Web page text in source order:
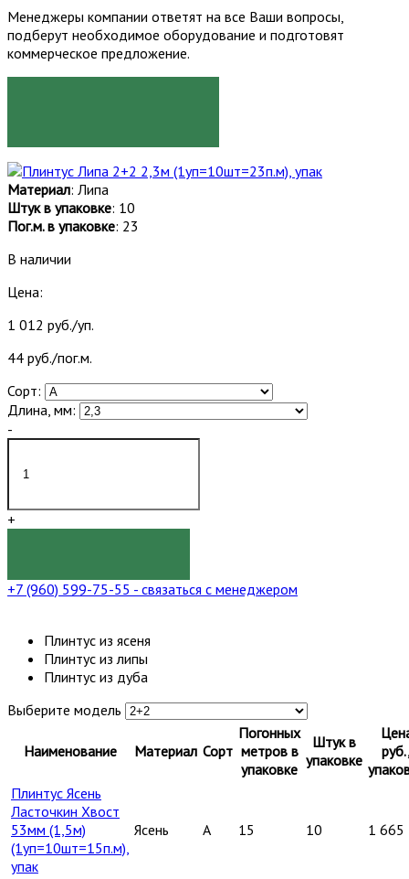
Менеджеры компании ответят на все Ваши вопросы,
подберут необходимое оборудование и подготовят
коммерческое предложение.
Материал: Липа
Штук в упаковке: 10
Пог.м. в упаковке: 23
В наличии
Цена:
1 012 руб./уп.
44 руб./пог.м.
Сорт:
Длина, мм:
-
+
+7 (960) 599-75-55 - связаться с менеджером
Плинтус из ясеня
Плинтус из липы
Плинтус из дуба
Выберите модель
Наименование Материал Сорт
Погонных
метров в
упаковке
Штук в
упаковке
Плинтус Ясень
Ласточкин Хвост
53мм (1,5м)
(1уп=10шт=15п.м),
упак
Ясень A 15 10 1 665